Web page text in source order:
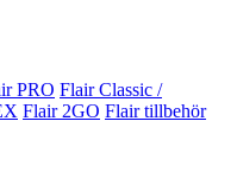
PRO Flair Classic /
Flair 2GO Flair tillbehör